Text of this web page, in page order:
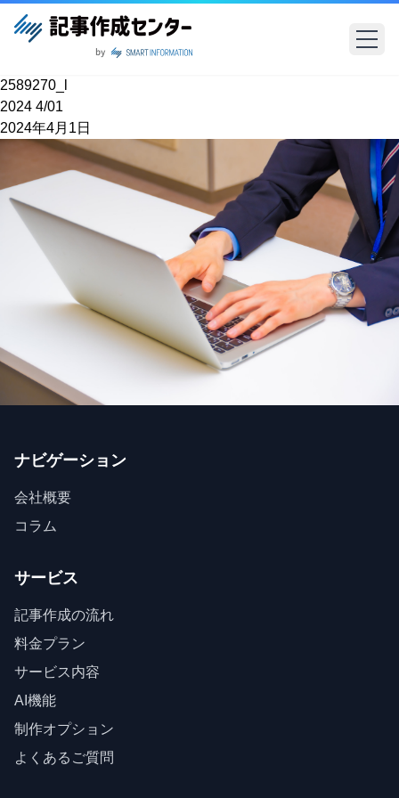
2589270_l
2024 4/01
2024年4月1日
ナビゲーション
会社概要
コラム
サービス
記事作成の流れ
料金プラン
サービス内容
AI機能
制作オプション
よくあるご質問